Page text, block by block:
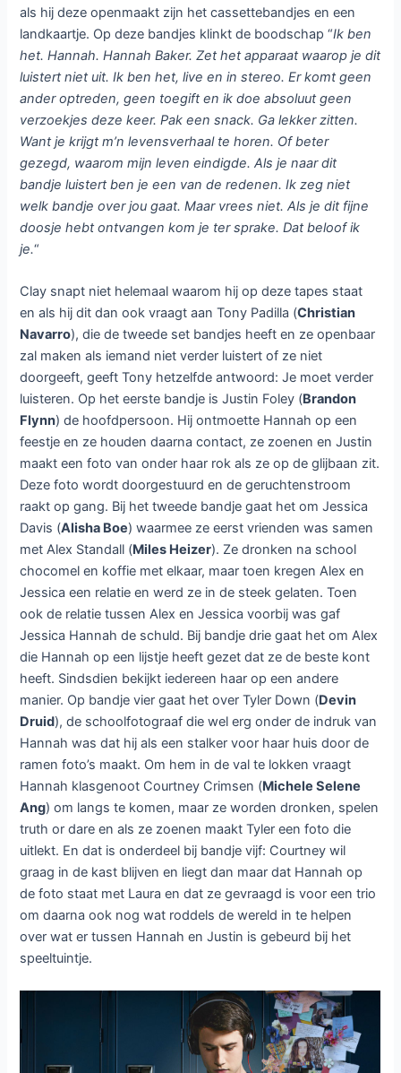
als hij deze openmaakt zijn het cassettebandjes en een
landkaartje. Op deze bandjes klinkt de boodschap “Ik ben
het. Hannah. Hannah Baker. Zet het apparaat waarop je dit
luistert niet uit. Ik ben het, live en in stereo. Er komt geen
ander optreden, geen toegift en ik doe absoluut geen
verzoekjes deze keer. Pak een snack. Ga lekker zitten.
Want je krijgt m’n levensverhaal te horen. Of beter
gezegd, waarom mijn leven eindigde. Als je naar dit
bandje luistert ben je een van de redenen. Ik zeg niet
welk bandje over jou gaat. Maar vrees niet. Als je dit fijne
doosje hebt ontvangen kom je ter sprake. Dat beloof ik
je.“
Clay snapt niet helemaal waarom hij op deze tapes staat
en als hij dit dan ook vraagt aan Tony Padilla (Christian
Navarro), die de tweede set bandjes heeft en ze openbaar
zal maken als iemand niet verder luistert of ze niet
doorgeeft, geeft Tony hetzelfde antwoord: Je moet verder
luisteren. Op het eerste bandje is Justin Foley (Brandon
Flynn) de hoofdpersoon. Hij ontmoette Hannah op een
feestje en ze houden daarna contact, ze zoenen en Justin
maakt een foto van onder haar rok als ze op de glijbaan zit.
Deze foto wordt doorgestuurd en de geruchtenstroom
raakt op gang. Bij het tweede bandje gaat het om Jessica
Davis (Alisha Boe) waarmee ze eerst vrienden was samen
met Alex Standall (Miles Heizer). Ze dronken na school
chocomel en koffie met elkaar, maar toen kregen Alex en
Jessica een relatie en werd ze in de steek gelaten. Toen
ook de relatie tussen Alex en Jessica voorbij was gaf
Jessica Hannah de schuld. Bij bandje drie gaat het om Alex
die Hannah op een lijstje heeft gezet dat ze de beste kont
heeft. Sindsdien bekijkt iedereen haar op een andere
manier. Op bandje vier gaat het over Tyler Down (Devin
Druid), de schoolfotograaf die wel erg onder de indruk van
Hannah was dat hij als een stalker voor haar huis door de
ramen foto’s maakt. Om hem in de val te lokken vraagt
Hannah klasgenoot Courtney Crimsen (Michele Selene
Ang) om langs te komen, maar ze worden dronken, spelen
truth or dare en als ze zoenen maakt Tyler een foto die
uitlekt. En dat is onderdeel bij bandje vijf: Courtney wil
graag in de kast blijven en liegt dan maar dat Hannah op
de foto staat met Laura en dat ze gevraagd is voor een trio
om daarna ook nog wat roddels de wereld in te helpen
over wat er tussen Hannah en Justin is gebeurd bij het
speeltuintje.